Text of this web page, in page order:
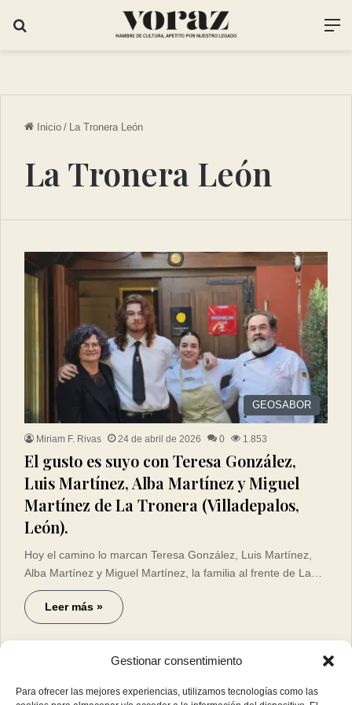
Gestionar consentimiento
Para ofrecer las mejores experiencias, utilizamos tecnologías como las
Inicio / La Tronera León
La Tronera León
GEOSABOR
Miriam F. Rivas 24 de abril de 2026 0 1.853
El gusto es suyo con Teresa González,
Luis Martínez, Alba Martínez y Miguel
Martínez de La Tronera (Villadepalos,
León).
Hoy el camino lo marcan Teresa González, Luis Martínez,
Alba Martínez y Miguel Martínez, la familia al frente de La…
Leer más »